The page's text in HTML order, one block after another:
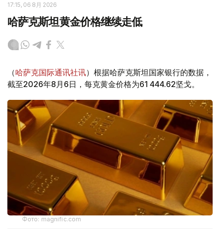
17:15, 06 8月 2026
哈萨克斯坦黄金价格继续走低
（哈萨克国际通讯社讯）根据哈萨克斯坦国家银行的数据，
截至2026年8月6日，每克黄金价格为61 444.62坚戈。
Фото: magnific.com